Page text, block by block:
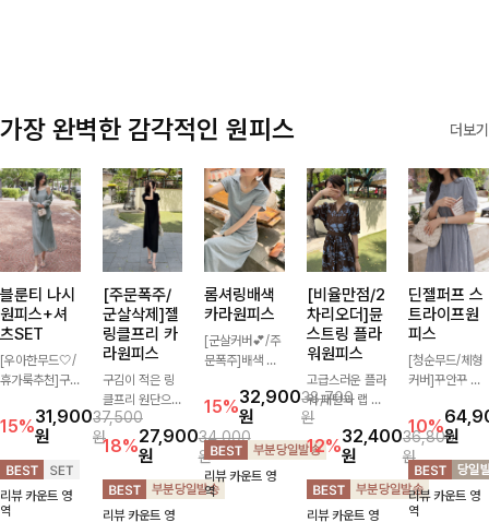
가장 완벽한 감각적인 원피스 더보기
블룬티 나시
원피스+셔
츠SET
[우아한무드🤍/
휴가룩추천]구
소재의 나시원피
스+셔츠 조합으
로 코디 걱정없
이 여성스럽고
편안하게 즐길
수 있는 아이템
15%31,900
원
37,500
원
리뷰 카운트 영
역
[주문폭주/
군살삭제]젤
링클프리 카
라원피스
구김이 적은 링
클프리 원단으로
항상 깔끔하게
착용 가능하며
일자로 떨어지는
넉넉한 핏으로
군살을 완벽히
커버해주는 원피
18%27,900
원
34,000
원
리뷰 카운트 영
롬셔링배색
카라원피스
[군살커버💕/주
문폭주]배색 카
패턴으로 캐주얼
한 무드를 더한
롱 원피스 🖤 셔
링 디테일과 쫀
쫀한 스판 소재
로 편안하면서도
15%32,900
원
38,700
원
리뷰 카운트 영
역
[비율만점/2
차리오더]뮨
스트링 플라
워원피스
고급스러운 플라
워 패턴과 랩 디
자인으로 여성스
러우면서 세련된
분위기를 더해주
며 스트링이 내
장되어있어 슬림
하게 핏을 조절
12%32,400
원
36,800
원
리뷰 카운트 영
딘젤퍼프 스
트라이프원
피스
[청순무드/체형
커버]꾸안꾸 무
볍고 산뜻한 착
용감으로 여름
내내 손이 자주
가는 원피스예
요- 은은한 스트
라이프 패턴과
10%원
리뷰 카운트 영
역